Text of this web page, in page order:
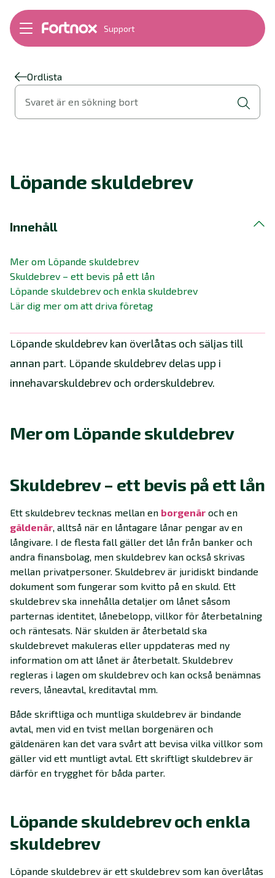
Support
Bokföring
Fakturering
Byt till Fortnox
Felsökning
Support Play
Nyheter
Ordlista
Svaret är en sökning bort
Löpande skuldebrev
Innehåll
Mer om Löpande skuldebrev
Skuldebrev – ett bevis på ett lån
Löpande skuldebrev och enkla skuldebrev
Lär dig mer om att driva företag
Löpande skuldebrev kan överlåtas och säljas till
annan part. Löpande skuldebrev delas upp i
innehavarskuldebrev och orderskuldebrev.
Mer om Löpande skuldebrev
Skuldebrev – ett bevis på ett lån
Ett skuldebrev tecknas mellan en borgenär och en
gäldenär, alltså när en låntagare lånar pengar av en
långivare. I de flesta fall gäller det lån från banker och
andra finansbolag, men skuldebrev kan också skrivas
mellan privatpersoner. Skuldebrev är juridiskt bindande
dokument som fungerar som kvitto på en skuld. Ett
skuldebrev ska innehålla detaljer om lånet såsom
parternas identitet, lånebelopp, villkor för återbetalning
och räntesats. När skulden är återbetald ska
skuldebrevet makuleras eller uppdateras med ny
information om att lånet är återbetalt. Skuldebrev
regleras i lagen om skuldebrev och kan också benämnas
revers, låneavtal, kreditavtal mm.
Både skriftliga och muntliga skuldebrev är bindande
avtal, men vid en tvist mellan borgenären och
gäldenären kan det vara svårt att bevisa vilka villkor som
gäller vid ett muntligt avtal. Ett skriftligt skuldebrev är
därför en trygghet för båda parter.
Löpande skuldebrev och enkla
skuldebrev
Löpande skuldebrev är ett skuldebrev som kan överlåtas